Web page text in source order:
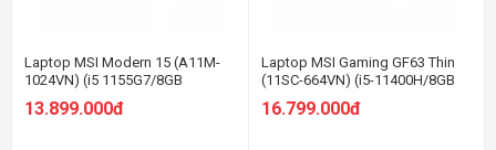
Laptop MSI Modern 15 (A11M-
1024VN) (i5 1155G7/8GB
RAM/512GB SSD/15.6 inch
FHD/Win10/ Vỏ nhôm/Xám)
13.899.000đ
Laptop MSI Gaming GF63 Thin
(11SC-664VN) (i5-11400H/8GB
RAM/512GB SSD/GTX1650
4GB/15.6 inch FHD
16.799.000đ